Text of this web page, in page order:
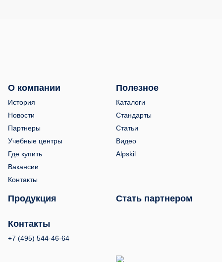
О компании
История
Новости
Партнеры
Учебные центры
Где купить
Вакансии
Контакты
Полезное
Каталоги
Стандарты
Статьи
Видео
Alpskil
Продукция Стать партнером
Контакты
+7 (495) 544-46-64